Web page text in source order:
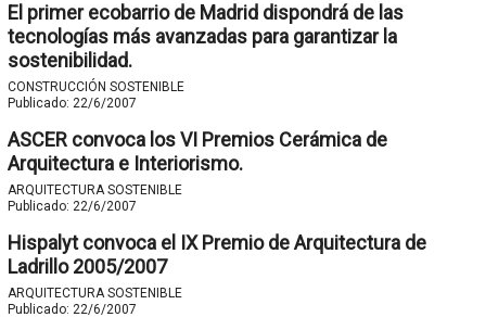
El primer ecobarrio de Madrid dispondrá de las
tecnologías más avanzadas para garantizar la
sostenibilidad.
CONSTRUCCIÓN SOSTENIBLE
Publicado: 22/6/2007
ASCER convoca los VI Premios Cerámica de
Arquitectura e Interiorismo.
ARQUITECTURA SOSTENIBLE
Publicado: 22/6/2007
Hispalyt convoca el IX Premio de Arquitectura de
Ladrillo 2005/2007
ARQUITECTURA SOSTENIBLE
Publicado: 22/6/2007